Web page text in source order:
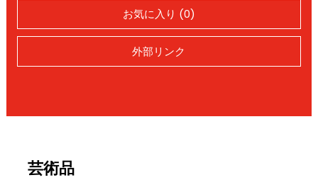
お気に入り (0)
外部リンク
芸術品